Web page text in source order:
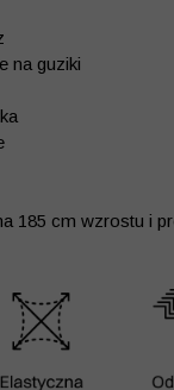
na guziki
185 cm wzrostu i